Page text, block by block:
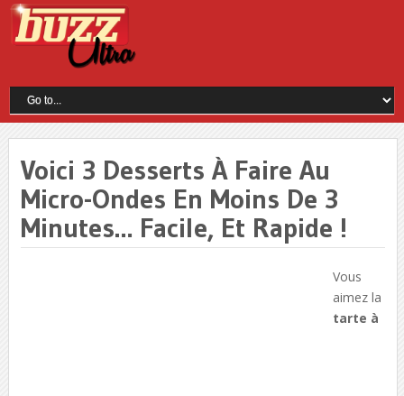
Voici 3 Desserts À Faire Au
Micro-Ondes En Moins De 3
Minutes… Facile, Et Rapide !
Vous
aimez la
tarte à